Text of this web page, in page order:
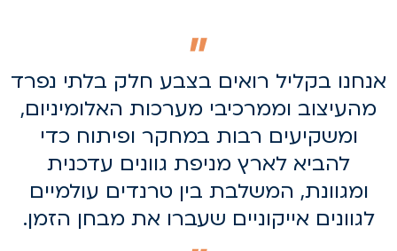
בקליל רואים בצבע חלק בלתי נפרד
מהעיצוב וממרכיבי מערכות האלומיניום,
ומשקיעים רבות במחקר ופיתוח כדי
להביא לארץ מניפת גוונים עדכנית
ומגוונת, המשלבת בין טרנדים עולמיים
לגוונים אייקוניים שעברו את מבחן הזמן.